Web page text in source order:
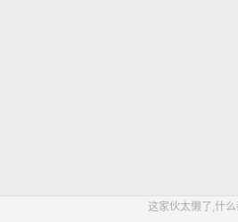
这家伙太懒了,什